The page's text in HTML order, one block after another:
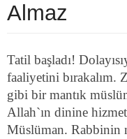
Almaz
Tatil başladı!
faaliyetini bırakalım.
gibi bir mantık
Allah`ın dinine
Müslüman. Rabbinin